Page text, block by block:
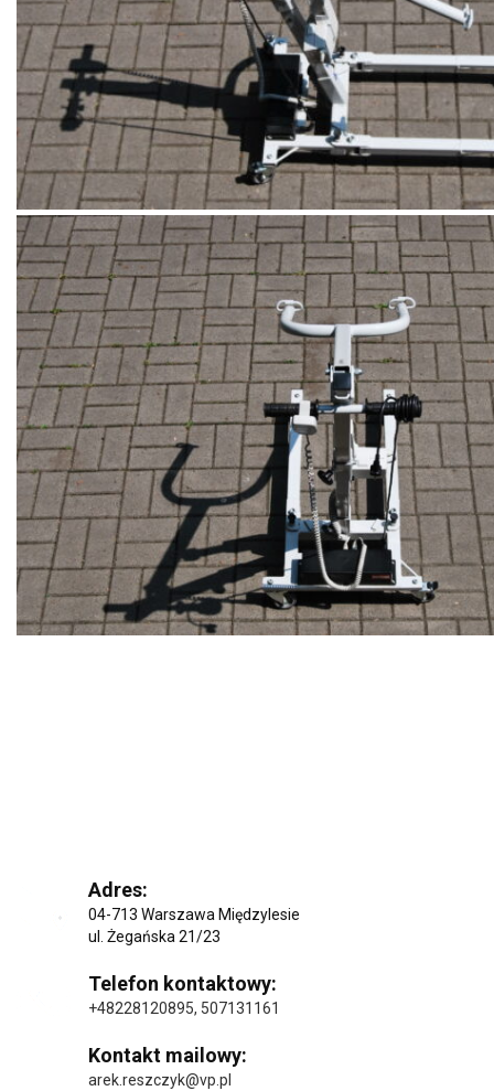
Adres:
04-713 Warszawa Międzylesie
ul. Żegańska 21/23
Telefon kontaktowy:
+48228120895, 507131161
Kontakt mailowy:
arek.reszczyk@vp.pl